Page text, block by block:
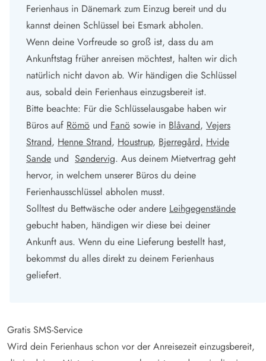
Ferienhaus in Dänemark zum Einzug bereit und du
kannst deinen Schlüssel bei Esmark abholen.
Wenn deine Vorfreude so groß ist, dass du am
Ankunftstag früher anreisen möchtest, halten wir dich
natürlich nicht davon ab. Wir händigen die Schlüssel
aus, sobald dein Ferienhaus einzugsbereit ist.
Bitte beachte: Für die Schlüsselausgabe haben wir
Büros auf Römö und Fanö sowie in Blåvand, Vejers
Strand, Henne Strand, Houstrup, Bjerregård, Hvide
Sande und Søndervig. Aus deinem Mietvertrag geht
hervor, in welchem unserer Büros du deine
Ferienhausschlüssel abholen musst.
Solltest du Bettwäsche oder andere Leihgegenstände
gebucht haben, händigen wir diese bei deiner
Ankunft aus. Wenn du eine Lieferung bestellt hast,
bekommst du alles direkt zu deinem Ferienhaus
geliefert.
Gratis SMS-Service
Wird dein Ferienhaus schon vor der Anreisezeit einzugsbereit,